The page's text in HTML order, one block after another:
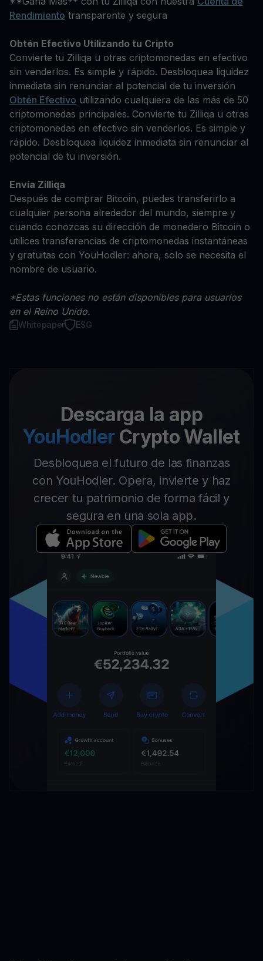
Rendimiento transparente y segura
Obtén Efectivo Utilizando tu Cripto
Convierte tu Zilliqa u otras criptomonedas en efectivo
sin venderlos. Es simple y rápido. Desbloquea liquidez
inmediata sin renunciar al potencial de tu inversión
Obtén Efectivo utilizando cualquiera de las más de 50
criptomonedas principales. Convierte tu Zilliqa u otras
criptomonedas en efectivo sin venderlos. Es simple y
rápido. Desbloquea liquidez inmediata sin renunciar al
potencial de tu inversión.
Envía Zilliqa
Después de comprar Bitcoin, puedes transferirlo a
cualquier persona alrededor del mundo, siempre y
cuando conozcas su dirección de monedero Bitcoin o
utilices transferencias de criptomonedas instantáneas
y gratuitas con YouHodler: ahora, solo se necesita el
nombre de usuario.
*Estas funciones no están disponibles para usuarios
en el Reino Unido.
Whitepaper ESG
Descarga la app
YouHodler Crypto Wallet
Desbloquea el futuro de las finanzas
con YouHodler. Opera, invierte y haz
crecer tu patrimonio de forma fácil y
segura en una sola app.